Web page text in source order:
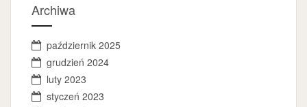
Archiwa
październik 2025
grudzień 2024
luty 2023
styczeń 2023